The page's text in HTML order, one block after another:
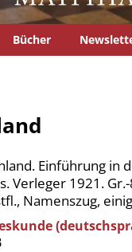
Bücher
Einführung in
Verleger 1921.
Namenszug,